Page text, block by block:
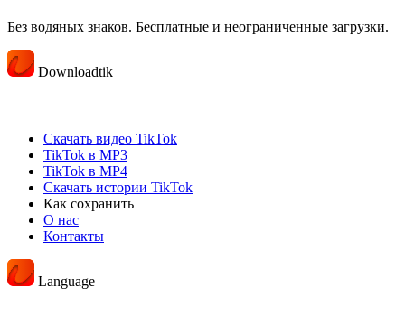
Без водяных знаков. Бесплатные и неограниченные загрузки.
Downloadtik
Скачать видео TikTok
TikTok в MP3
TikTok в MP4
Скачать истории TikTok
Как сохранить
О нас
Контакты
Language